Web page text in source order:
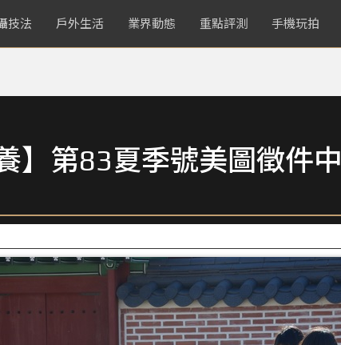
技法 戶外生活 業界動態 重點評測 手機玩拍
】第83夏季號美圖徵件中